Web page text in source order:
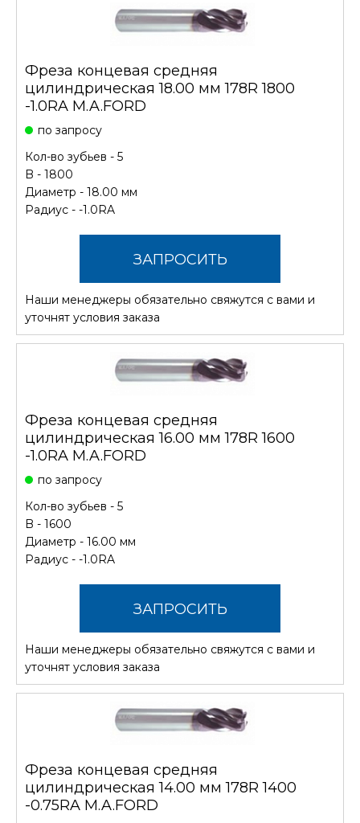
Фреза концевая средняя
цилиндрическая 18.00 мм 178R 1800
-1.0RA M.A.FORD
по запросу
Кол-во зубьев - 5
B - 1800
Диаметр - 18.00 мм
Радиус - -1.0RA
ЗАПРОСИТЬ
СТОИМОСТЬ
Наши менеджеры обязательно свяжутся с вами и
уточнят условия заказа
Фреза концевая средняя
цилиндрическая 16.00 мм 178R 1600
-1.0RA M.A.FORD
по запросу
Кол-во зубьев - 5
B - 1600
Диаметр - 16.00 мм
Радиус - -1.0RA
ЗАПРОСИТЬ
СТОИМОСТЬ
Наши менеджеры обязательно свяжутся с вами и
уточнят условия заказа
Фреза концевая средняя
цилиндрическая 14.00 мм 178R 1400
-0.75RA M.A.FORD